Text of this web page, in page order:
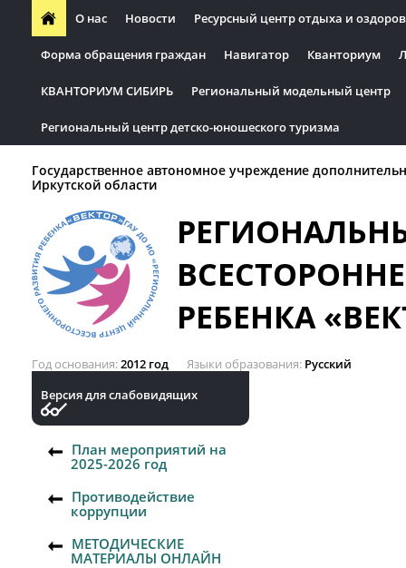
О нас Новости Ресурсный центр отдыха и
Форма обращения граждан Навигатор Кванториум
КВАНТОРИУМ СИБИРЬ Региональный модельный центр
Региональный центр детско-юношеского туризма
Государственное автономное учреждение
Иркутской области
РЕБЕНКА
Год основания 2012 год Языки образования Русский
Версия для слабовидящих
План мероприятий на
2025-2026 год
Противодействие
коррупции
МЕТОДИЧЕСКИЕ
МАТЕРИАЛЫ ОНЛАЙН